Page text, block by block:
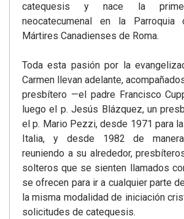
catequesis y nace la
neocatecumenal en la
Mártires Canadienses de Roma.
Toda esta pasión por la
Carmen llevan adelante,
presbítero —el padre Francisco
luego el p. Jesús Blázquez, un
el p. Mario Pezzi, desde 1971 para
Italia, y desde 1982 de
reuniendo a su alrededor,
solteros que se sienten llamados
se ofrecen para ir a cualquier parte
la misma modalidad de iniciación
solicitudes de catequesis.